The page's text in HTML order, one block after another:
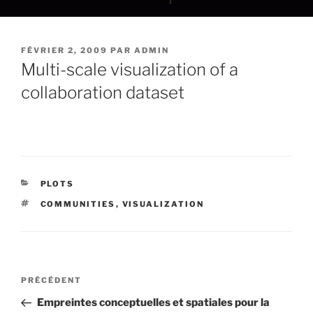
PUBLIÉ
LE
FÉVRIER 2, 2009 PAR ADMIN
Multi-scale visualization of a
collaboration dataset
CATÉGORIES
PLOTS
ÉTIQUETTES
COMMUNITIES , VISUALIZATION
Navigation
Article
précédent
PRÉCÉDENT
Empreintes conceptuelles et spatiales pour la